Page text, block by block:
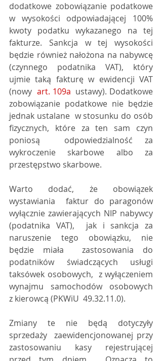
dodatkowe zobowiązanie podatkowe
w wysokości odpowiadającej 100%
kwoty podatku wykazanego na tej
fakturze. Sankcja w tej wysokości
będzie również nałożona na nabywcę
(czynnego podatnika VAT), który
ujmie taką fakturę w ewidencji VAT
(nowy art. 109a
  ustawy). Dodatkowe
zobowiązanie podatkowe nie będzie
jednak ustalane  w stosunku do osób
fizycznych, które za ten sam czyn
poniosą  odpowiedzialność za
wykroczenie skarbowe albo za
przestępstwo skarbowe.
Warto dodać, że obowiązek
wystawiania  faktur do paragonów
wyłącznie zawierających NIP nabywcy
(podatnika VAT),  jak i sankcja za
naruszenie tego obowiązku, nie
będzie miała  zastosowania do
podatników świadczących usługi
taksówek osobowych,  z wyłączeniem
wynajmu samochodów osobowych
z kierowcą (PKWiU  49.32.11.0).
Zmiany te nie będą dotyczyły
sprzedaży  zaewidencjonowanej przy
zastosowaniu kasy rejestrującej